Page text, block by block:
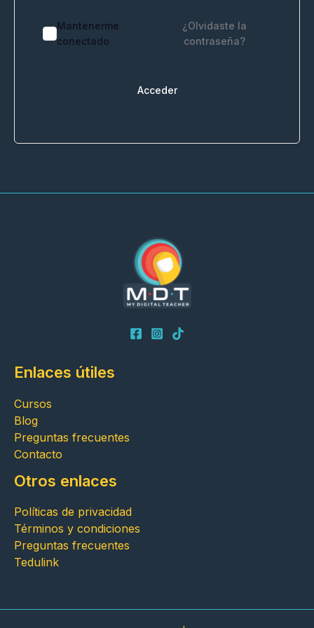
Mantenerme
conectado
¿Olvidaste la
contraseña?
Acceder
Enlaces útiles
Cursos
Blog
Preguntas frecuentes
Contacto
Otros enlaces
Políticas de privacidad
Términos y condiciones
Preguntas frecuentes
Tedulink